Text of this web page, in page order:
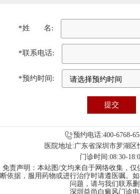
*姓 名:
*联系电话:
*预约时间:
预约电话:400-6768-
医院地址:广东省深圳市罗湖区
门诊时间:08:30-
免责声明：本站图/文均来自于网络收集，
断依据，服用药物或进行治疗时请遵医嘱。
问题，请与我们联系删
深圳益尚白癜风门诊